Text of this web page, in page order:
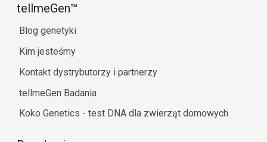
tellmeGen™
Blog genetyki
Kim jesteśmy
Kontakt dystrybutorzy i partnerzy
tellmeGen Badania
Koko Genetics - test DNA dla zwierząt domowych